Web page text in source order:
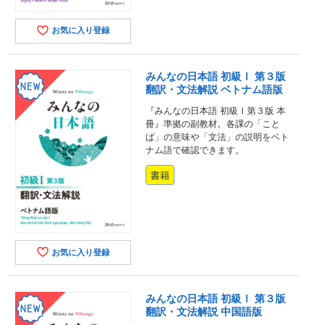
お気に入り登録
お気に入り登録
みんなの日本語 初級Ⅰ 第３版
翻訳・文法解説 ベトナム語版
『みんなの日本語 初級Ⅰ第３版 本
冊』準拠の副教材。各課の「こと
ば」の意味や「文法」の説明をベト
ナム語で確認できます。
書籍
みんなの日本語 初級Ⅰ 第３版
翻訳・文法解説 中国語版